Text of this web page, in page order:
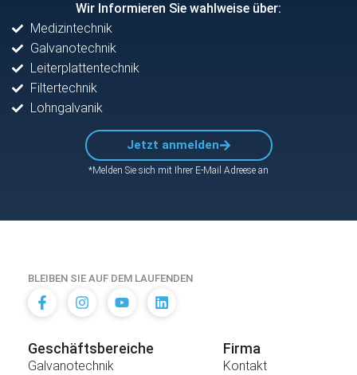
Wir Informieren Sie wahlweise über:
Medizintechnik
Galvanotechnik
Leiterplattentechnik
Filtertechnik
Lohngalvanik
Jetzt anmelden
*Melden Sie sich mit Ihrer E-Mail Adreese an
BLEIBEN SIE AUF DEM LAUFENDEN
Geschäftsbereiche
Galvanotechnik
Firma
Kontakt